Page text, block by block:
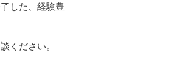
した、経験豊
ください。